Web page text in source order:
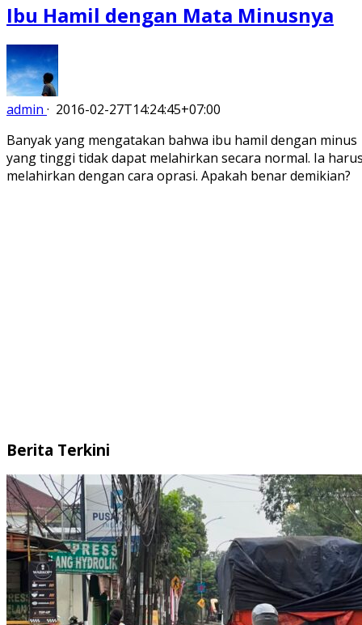
Ibu Hamil dengan Mata Minusnya
admin · 2016-02-27T14:24:45+07:00
Banyak yang mengatakan bahwa ibu hamil dengan minus
yang tinggi tidak dapat melahirkan secara normal. Ia
melahirkan dengan cara oprasi. Apakah benar demikian?
Berita Terkini